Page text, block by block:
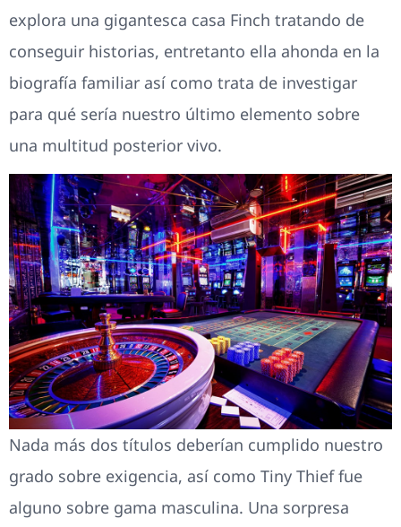
explora una gigantesca casa Finch tratando de
conseguir historias, entretanto ella ahonda en la
biografía familiar así­ como trata de investigar
para qué serí­a nuestro último elemento sobre
una multitud posterior vivo.
Nada más dos títulos deberían cumplido nuestro
grado sobre exigencia, así­ como Tiny Thief fue
alguno sobre gama masculina. Una sorpresa